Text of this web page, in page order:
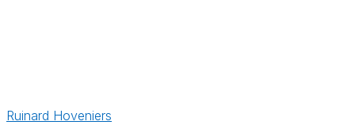
Ruinard Hoveniers